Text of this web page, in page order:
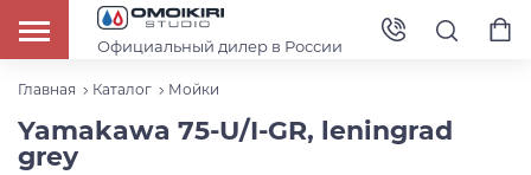
Официальный дилер в России
Главная Каталог Мойки
Yamakawa 75-U/I-GR, leningrad
grey